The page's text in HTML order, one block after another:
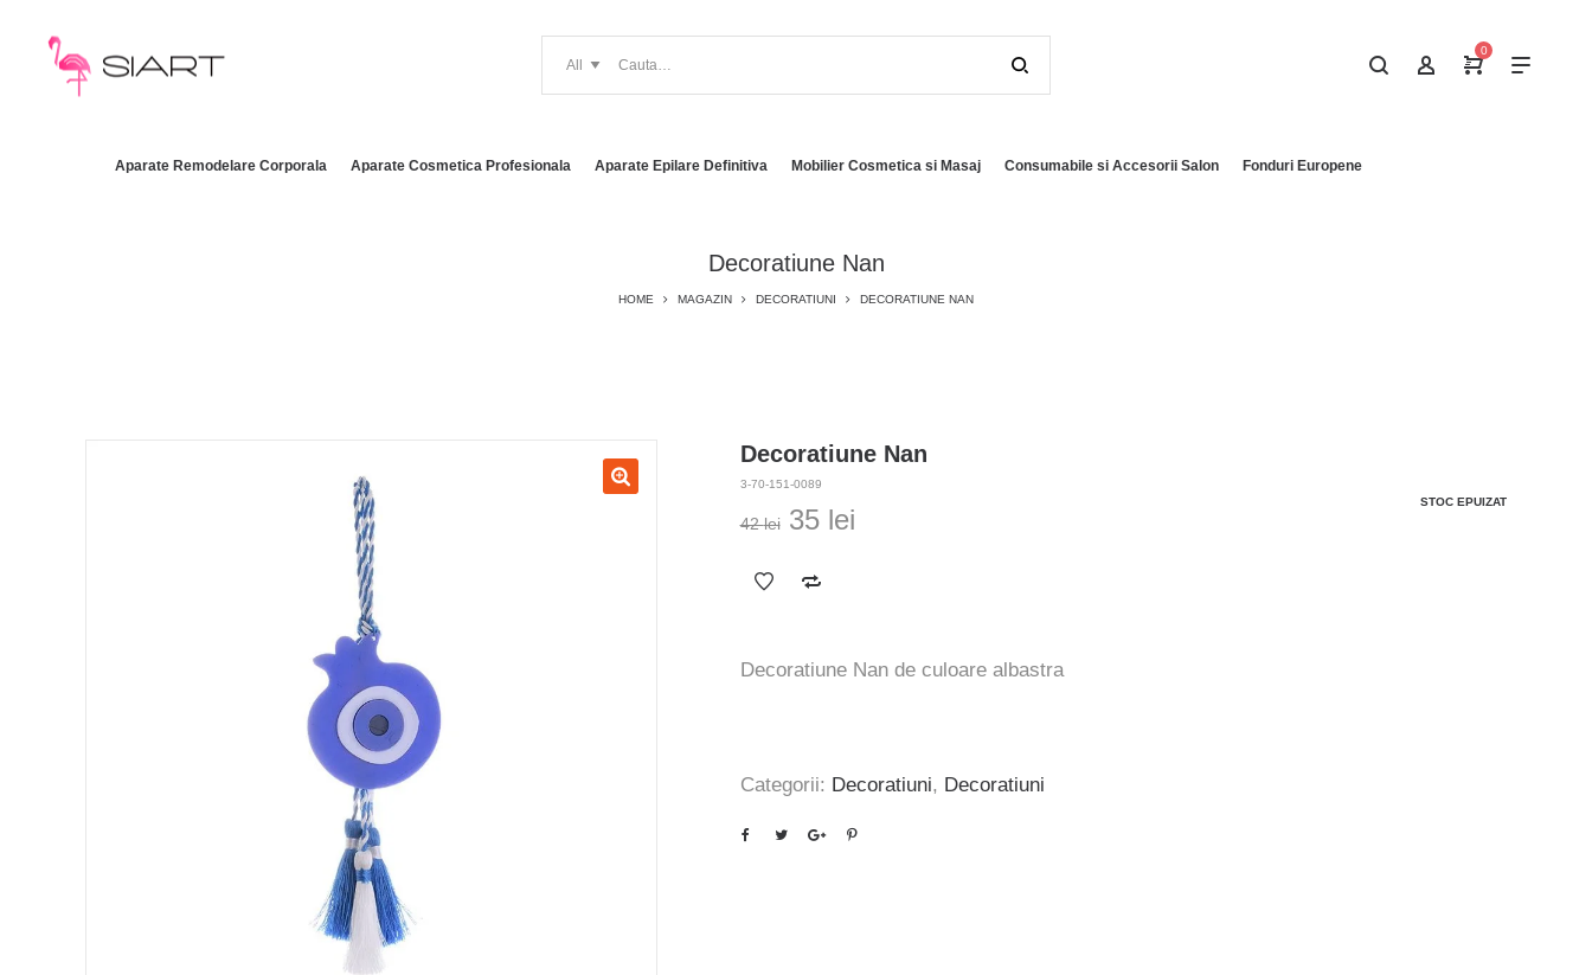
0
Aparate Remodelare Corporala Aparate Cosmetica Profesionala Aparate Epilare Definitiva Mobilier Cosmetica si Masaj Consumabile si Accesorii Salon Fonduri Europene
Decoratiune Nan
HOME MAGAZIN DECORATIUNI DECORATIUNE NAN
Decoratiune Nan
3-70-151-0089
STOC EPUIZAT
42lei Prețul
a
35 leiPrețul
Decoratiune Nan de culoare albastra
Categorii: Decoratiuni, Decoratiuni